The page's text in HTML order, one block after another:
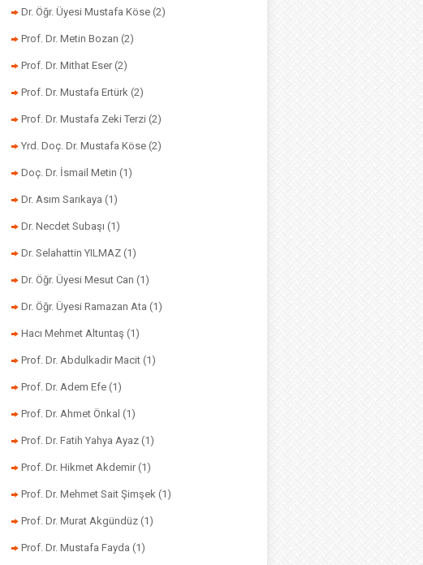
Dr. Öğr. Üyesi Mustafa Köse (2)
Prof. Dr. Metin Bozan (2)
Prof. Dr. Mithat Eser (2)
Prof. Dr. Mustafa Ertürk (2)
Prof. Dr. Mustafa Zeki Terzi (2)
Yrd. Doç. Dr. Mustafa Köse (2)
Doç. Dr. İsmail Metin (1)
Dr. Asım Sarıkaya (1)
Dr. Necdet Subaşı (1)
Dr. Selahattin YILMAZ (1)
Dr. Öğr. Üyesi Mesut Can (1)
Dr. Öğr. Üyesi Ramazan Ata (1)
Hacı Mehmet Altuntaş (1)
Prof. Dr. Abdulkadir Macit (1)
Prof. Dr. Adem Efe (1)
Prof. Dr. Ahmet Önkal (1)
Prof. Dr. Fatih Yahya Ayaz (1)
Prof. Dr. Hikmet Akdemir (1)
Prof. Dr. Mehmet Sait Şimşek (1)
Prof. Dr. Murat Akgündüz (1)
Prof. Dr. Mustafa Fayda (1)